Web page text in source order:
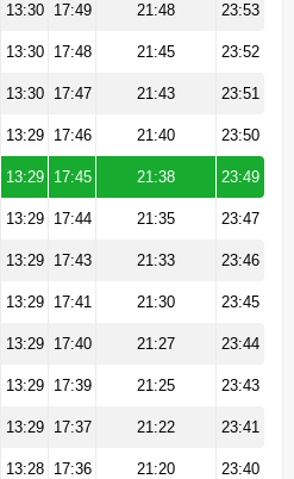
13:30 17:49 21:48 23:53
13:30 17:48 21:45 23:52
13:30 17:47 21:43 23:51
13:29 17:46 21:40 23:50
13:29 17:45 21:38 23:49
13:29 17:44 21:35 23:47
13:29 17:43 21:33 23:46
13:29 17:41 21:30 23:45
13:29 17:40 21:27 23:44
13:29 17:39 21:25 23:43
13:29 17:37 21:22 23:41
13:28 17:36 21:20 23:40